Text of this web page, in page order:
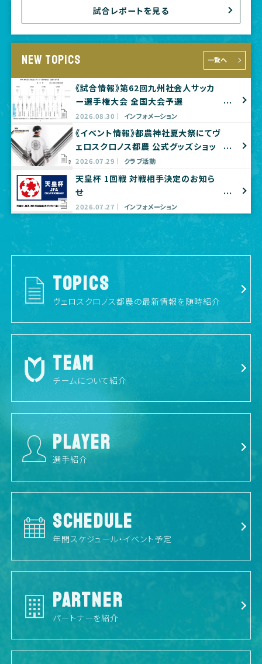
試合レポートを見る
NEW TOPICS 一覧へ
《試合情報》第62回九州社会人サッカ
ー選手権大会 全国大会予選
2026.08.30 インフォメーション
《イベント情報》都農神社夏大祭にてヴ
ェロスクロノス都農 公式グッズショッ
プ出店のお知らせ
2026.07.29 クラブ活動
天皇杯 1回戦 対戦相手決定のお知ら
せ
2026.07.27 インフォメーション
TOPICS
ヴェロスクロノス都農の最新情報を随時紹介
TEAM
チームについて紹介
PLAYER
選手紹介
SCHEDULE
年間スケジュール・イベント予定
PARTNER
パートナーを紹介